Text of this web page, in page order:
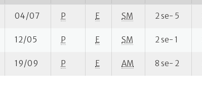
04/07 P E SM 2 se- 5
12/05 P E SM 2 se- 1
19/09 P E AM 8 se- 2